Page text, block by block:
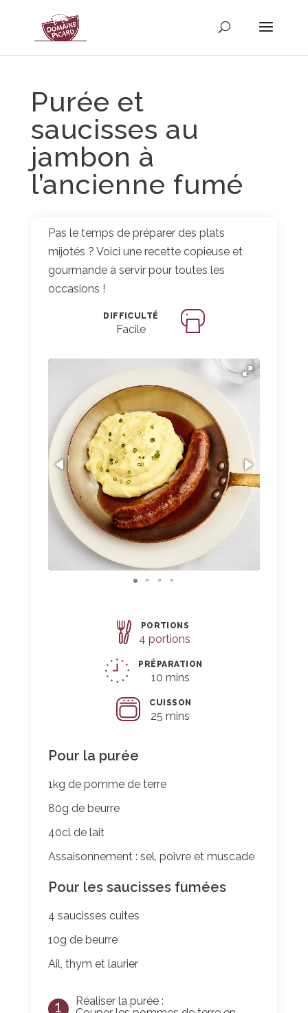
Purée et
saucisses au
jambon à
l’ancienne fumé
Pas le temps de préparer des plats
mijotés ? Voici une recette copieuse et
gourmande à servir pour toutes les
occasions !
DIFFICULTÉ
Facile
PORTIONS
4 portions
PRÉPARATION
10 mins
CUISSON
25 mins
Pour la purée
1kg de pomme de terre
80g de beurre
40cl de lait
Assaisonnement : sel, poivre et muscade
Pour les saucisses fumées
4 saucisses cuites
10g de beurre
Ail, thym et laurier
1
Réaliser la purée :